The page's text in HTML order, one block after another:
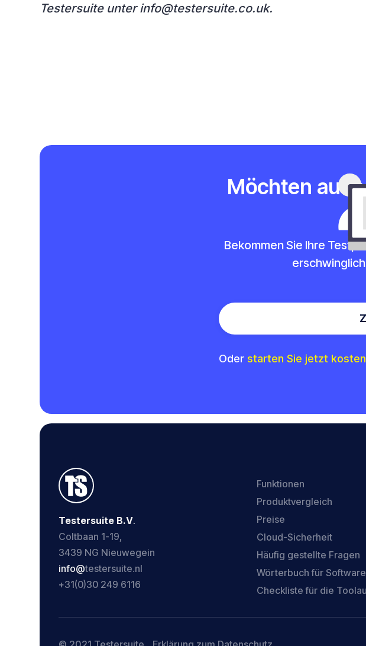
Testersuite unter info@testersuite.co.uk.
Möchten
Bekommen Sie Ihre
Oder starten Sie jetzt
Testersuite B.V.
Coltbaan 1-19,
3439 NG Nieuwegein
‍info@testersuite.nl
‍+31(0)30 249 6116
Funktionen
Produktvergleich
Preise
Cloud-Sicherheit
Häufig gestellte Fragen
Wörterbuch für
Checkliste für die